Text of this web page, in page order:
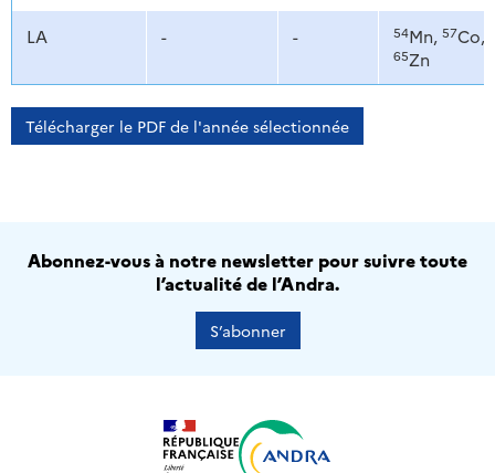
LA - - 54Mn, 57Co,
65Zn
Télécharger le PDF de l'année sélectionnée
Abonnez-vous à notre newsletter pour suivre toute
l’actualité de l’Andra.
S’abonner